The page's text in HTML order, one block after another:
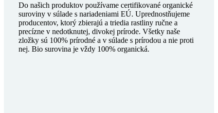
Do našich produktov používame certifikované organické
suroviny v súlade s nariadeniami EÚ. Uprednostňujeme
producentov, ktorý zbierajú a triedia rastliny ručne a
precízne v nedotknutej, divokej prírode. Všetky naše
zložky sú 100% prírodné a v súlade s prírodou a nie proti
nej. Bio surovina je vždy 100% organická.